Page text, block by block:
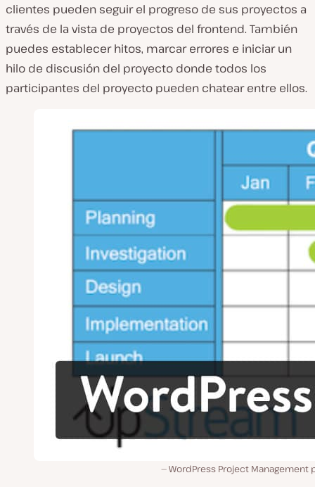
clientes pueden seguir el progreso de sus proyectos a
través de la vista de proyectos del frontend. También
puedes establecer hitos, marcar errores e iniciar un
hilo de discusión del proyecto donde todos los
participantes del proyecto pueden chatear entre ellos.
WordPress Project Management